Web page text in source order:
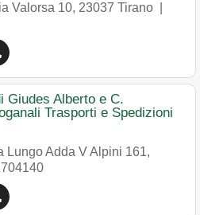
Valorsa 10, 23037 Tirano
Giudes Alberto e C.
Trasporti e Spedizioni
Lungo Adda V Alpini 161,